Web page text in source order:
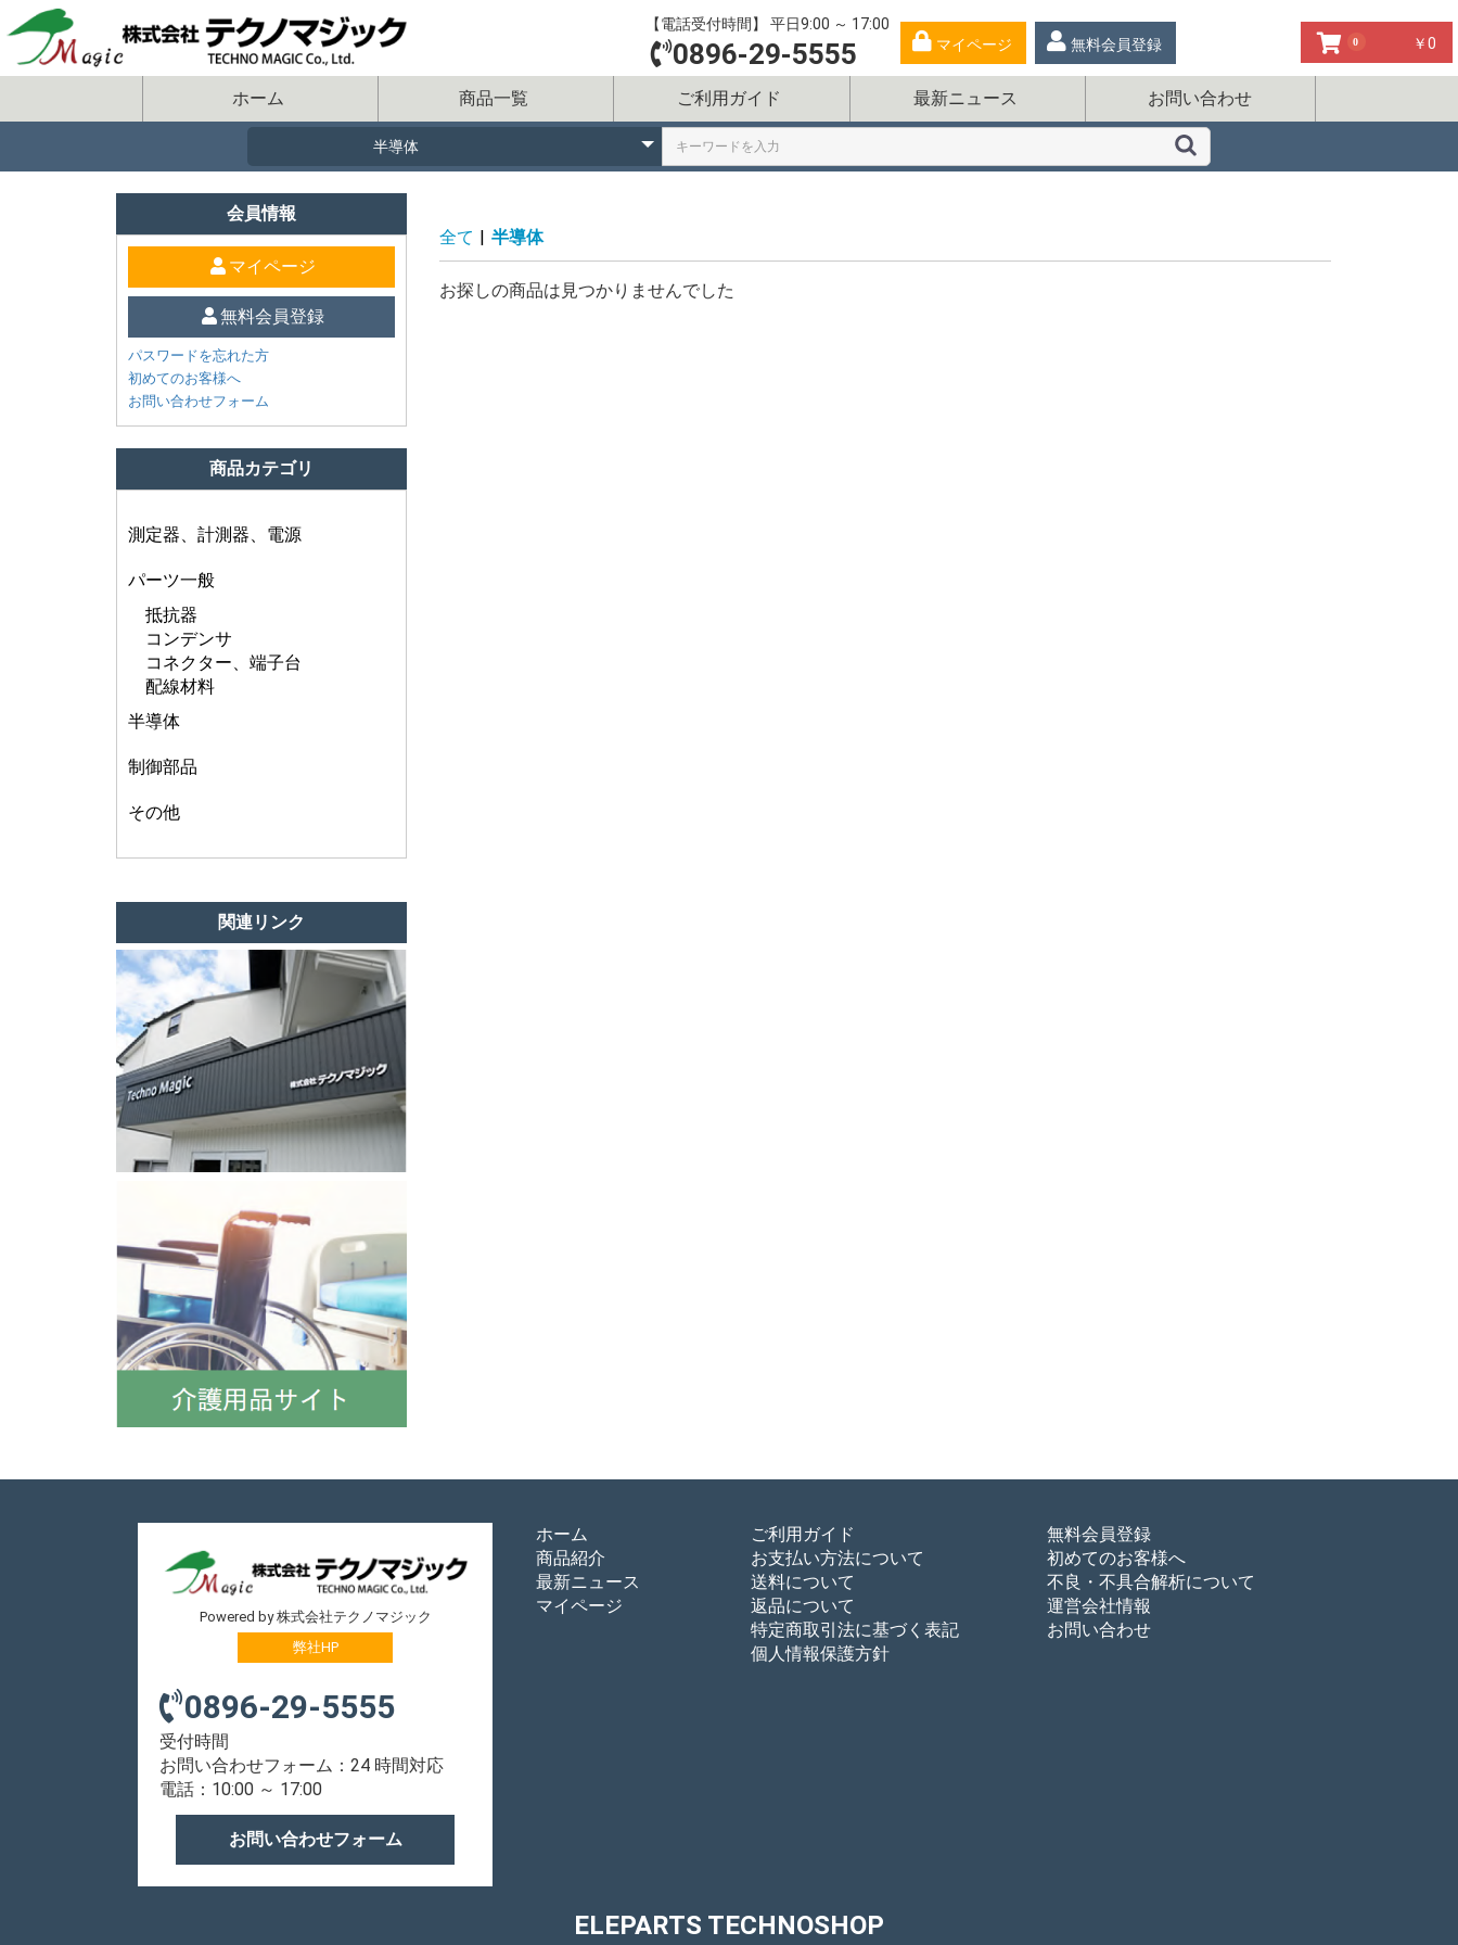
0 ￥0
マイページ 無料会員登録
【電話受付時間】 平日9:00 ～ 17:00
0896-29-5555
ホーム 商品一覧 ご利用ガイド 最新ニュース お問い合わせ
会員情報
マイページ
無料会員登録
パスワードを忘れた方
初めてのお客様へ
お問い合わせフォーム
商品カテゴリ
測定器、計測器、電源
パーツ一般
抵抗器
コンデンサ
コネクター、端子台
配線材料
半導体
制御部品
その他
関連リンク
全て | 半導体
お探しの商品は見つかりませんでした
Powered by 株式会社テクノマジック
弊社HP
0896-29-5555
受付時間
お問い合わせフォーム：24 時間対応
電話：10:00 ～ 17:00
お問い合わせフォーム
ホーム
商品紹介
最新ニュース
マイページ
ご利用ガイド
お支払い方法について
送料について
返品について
特定商取引法に基づく表記
個人情報保護方針
無料会員登録
初めてのお客様へ
不良・不具合解析について
運営会社情報
お問い合わせ
ELEPARTS TECHNOSHOP